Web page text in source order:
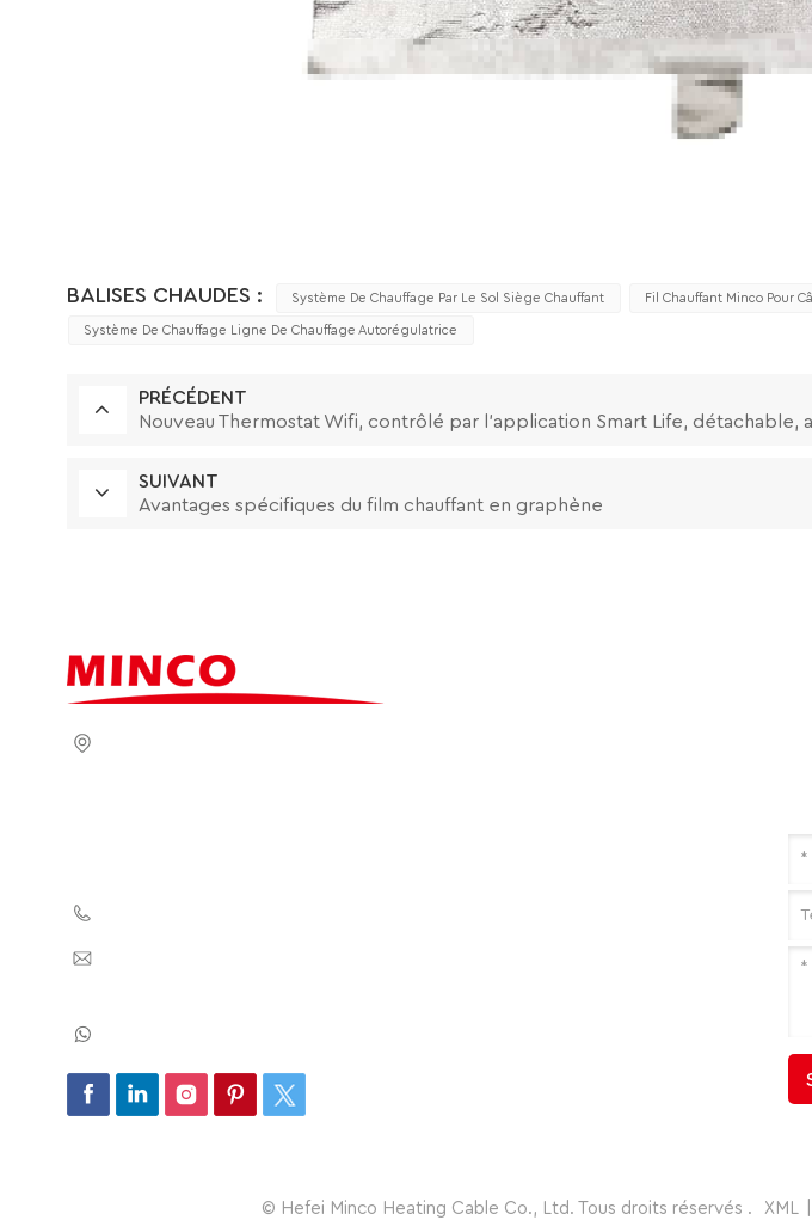
BALISES CHAUDES : Système De Chauffage Par Le Sol Siège Chauffant Fil Chauffant Minco Pour
Système De Chauffage Ligne De Chauffage Autorégulatrice
PRÉCÉDENT
Nouveau Thermostat Wifi, contrôlé par l'application Smart Life,
SUIVANT
Avantages spécifiques du film chauffant en graphène
© Hefei Minco Heating Cable Co., Ltd. Tous droits réservés . XML